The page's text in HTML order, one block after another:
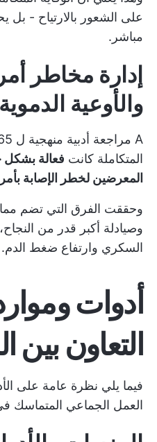
على الشعور بالارتياح - بل
مباشر.
إدارة مخاطر
والأوعية الدموية
A مراجعة أدبية منهجية ل 65 دراسة
المتكاملة كانت فعالة
المعرضين لخطر الإصابة
وحققت الفرق التي تضم
وصيادلة أكبر قدر من
السكري وارتفاع ضغط الدم.
أدوات
التعاون بين
فيما يلي نظرة عامة على
العمل الجماعي المتماسك